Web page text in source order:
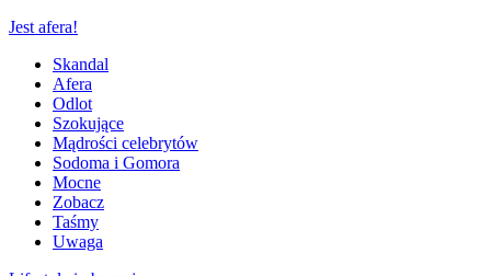
Jest afera!
Skandal
Afera
Odlot
Szokujące
Mądrości celebrytów
Sodoma i Gomora
Mocne
Zobacz
Taśmy
Uwaga